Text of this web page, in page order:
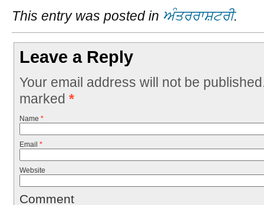
This entry was posted in ਅੰਤਰਰਾਸ਼ਟਰੀ.
Leave a Reply
Your email address will not be
marked *
Name *
Email *
Website
Comment